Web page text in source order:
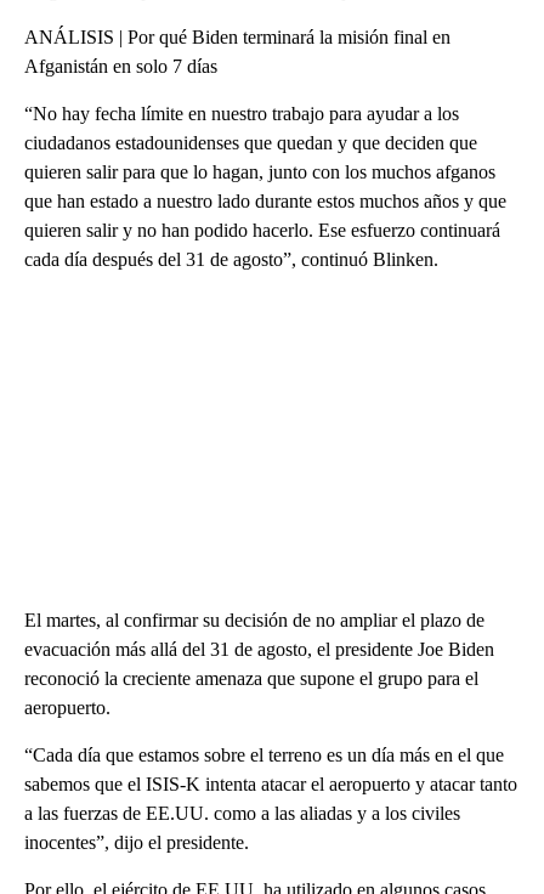
ANÁLISIS | Por qué Biden terminará la misión final en
Afganistán en solo 7 días
“No hay fecha límite en nuestro trabajo para ayudar a los
ciudadanos estadounidenses que quedan y que deciden que
quieren salir para que lo hagan, junto con los muchos afganos
que han estado a nuestro lado durante estos muchos años y que
quieren salir y no han podido hacerlo. Ese esfuerzo continuará
cada día después del 31 de agosto”, continuó Blinken.
El martes, al confirmar su decisión de no ampliar el plazo de
evacuación más allá del 31 de agosto, el presidente Joe Biden
reconoció la creciente amenaza que supone el grupo para el
aeropuerto.
“Cada día que estamos sobre el terreno es un día más en el que
sabemos que el ISIS-K intenta atacar el aeropuerto y atacar tanto
a las fuerzas de EE.UU. como a las aliadas y a los civiles
inocentes”, dijo el presidente.
Por ello, el ejército de EE.UU. ha utilizado en algunos casos